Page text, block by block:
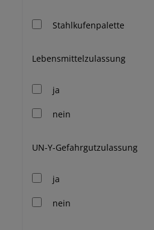
Stahlkufenpalette
Lebensmittelzulassung
ja
nein
UN-Y-Gefahrgutzulassung
ja
nein